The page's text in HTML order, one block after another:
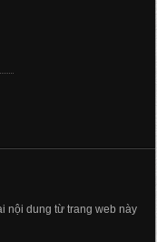
nội dung từ trang web này